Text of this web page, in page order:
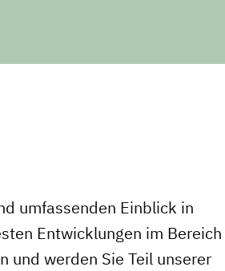
umfassenden Einblick in
Entwicklungen im Bereich
und werden Sie Teil unserer